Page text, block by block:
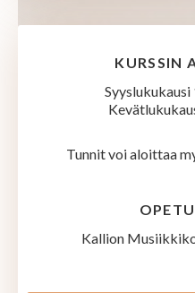
KURSSIN
Syyslukukausi
Tunnit voi aloittaa
Kallion